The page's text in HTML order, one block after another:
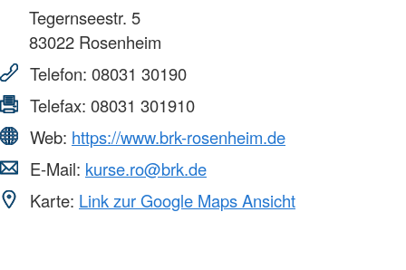
Tegernseestr. 5
83022 Rosenheim
Telefon: 08031 30190
Telefax: 08031 301910
Web: https://www.brk-rosenheim.de
E-Mail: kurse.ro@brk.de
Karte: Link zur Google Maps Ansicht